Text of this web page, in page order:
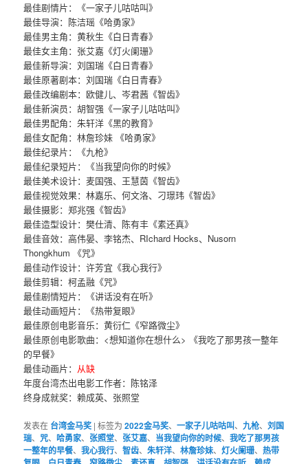
最佳剧情片：《一家子儿咕咕叫》
最佳导演：陈洁瑶《哈勇家》
最佳男主角：黄秋生《白日青春》
最佳女主角：张艾嘉《灯火阑珊》
最佳新导演：刘国瑞《白日青春》
最佳原著剧本：刘国瑞《白日青春》
最佳改编剧本：欧健儿、岑君茜《智齿》
最佳新演员：胡智强《一家子儿咕咕叫》
最佳男配角：朱轩洋《黑的教育》
最佳女配角：林詹珍妹 《哈勇家》
最佳纪录片：《九枪》
最佳纪录短片：《当我望向你的时候》
最佳美术设计：麦国强、王慧茵《智齿》
最佳视觉效果：林嘉乐、何文洛、刁璟玮《智齿》
最佳摄影：郑兆强《智齿》
最佳造型设计：樊仕清、陈有丰《素还真》
最佳音效：高伟晏、李铭杰、RIchard Hocks、Nusorn
Thongkhum 《咒》
最佳动作设计：许芳宜《我心我行》
最佳剪辑：柯孟融《咒》
最佳剧情短片：《讲话没有在听》
最佳动画短片：《热带复眼》
最佳原创电影音乐：黄衍仁《窄路微尘》
最佳原创电影歌曲：<想知道你在想什么> 《我吃了那男孩一整年
的早餐》
最佳动画片： 从缺
年度台湾杰出电影工作者：陈铭泽
终身成就奖：赖成英、张照堂
发表在 台湾金马奖 |标签为 2022金马奖、一家子儿咕咕叫、 九枪、刘国
瑞、 咒、哈勇家、 张照堂、 张艾嘉、 当我望向你的时候、我吃了那男孩
一整年的早餐、我心我行、智齿、朱轩洋、林詹珍妹、灯火阑珊、热带